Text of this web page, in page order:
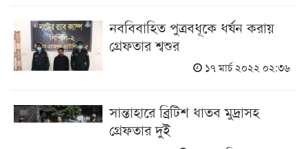
নববিবাহিত পুত্রবধূকে ধর্ষন করায়
গ্রেফতার শ্বশুর
১৭ মার্চ ২০২২ ০২:৩৬
সান্তাহারে ব্রিটিশ ধাতব মুদ্রাসহ
গ্রেফতার দুই